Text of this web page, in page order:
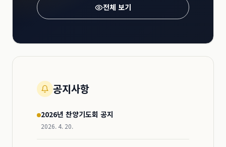
전체 보기
공지사항
2026년 찬양기도회 공지
2026. 4. 20.